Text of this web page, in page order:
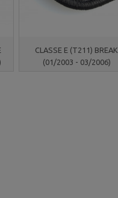
CLASSE E (T211) BREAK
(01/2003 - 03/2006)